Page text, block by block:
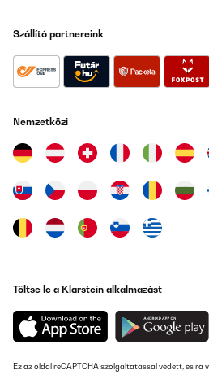
Szállító partnereink
Nemzetközi
Töltse le a Klarstein alkalmazást
Ez az oldal reCAPTCHA szolgáltatással védett, és rá